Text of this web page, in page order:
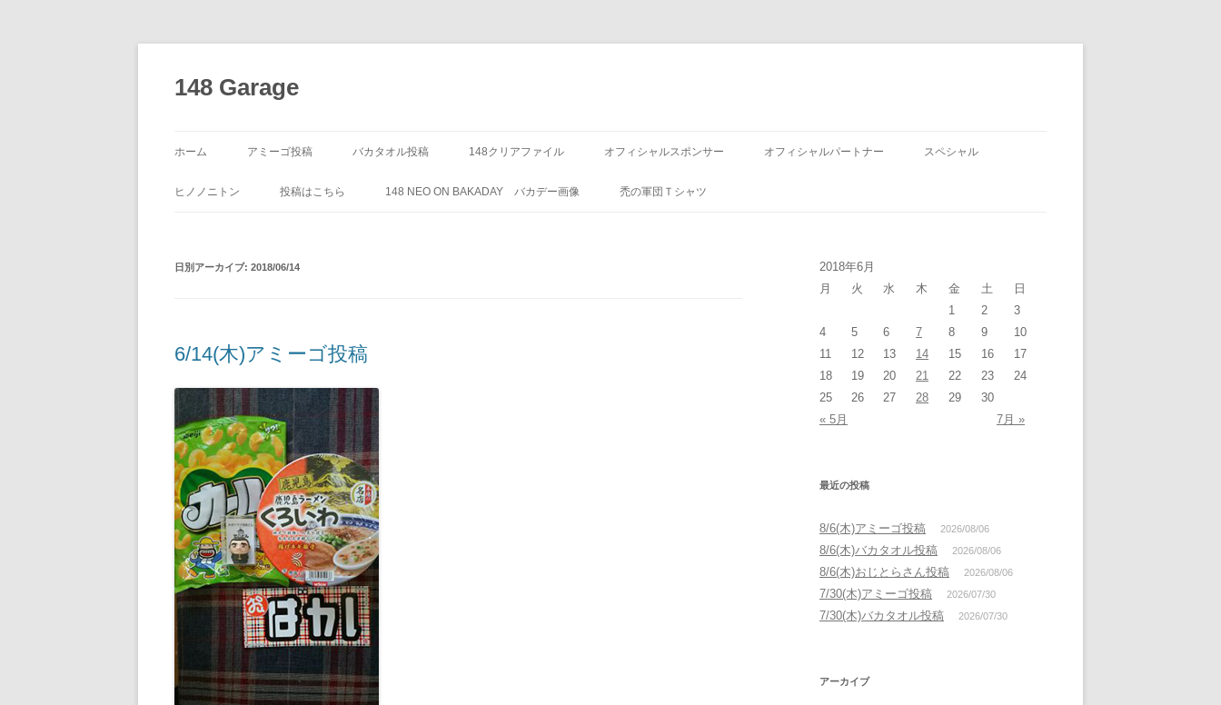
ン
ツ
ッ
148 Garage
ホーム アミーゴ投稿 バカタオル投稿 148クリアファイル オフィシャルスポンサー オフィシャルパートナー スペシャル
ヒノノニトン 投稿はこちら 148 NEO ON BAKADAY バカデー画像 禿の軍団Ｔシャツ
日別アーカイブ: 2018/06/14
6/14(木)アミーゴ投稿
2018年6月
月
火 水 木 金 土
日
1
2
3
4
5 6 7 8 9
10
11
12 13 14 15 16
17
18
19 20 21 22 23
24
25
26 27 28 29
30
« 5月
7月 »
最近の投稿
8/6(木)アミーゴ投稿 2026/08/06
8/6(木)バカタオル投稿 2026/08/06
8/6(木)おじとらさん投稿 2026/08/06
7/30(木)アミーゴ投稿 2026/07/30
7/30(木)バカタオル投稿 2026/07/30
アーカイブ